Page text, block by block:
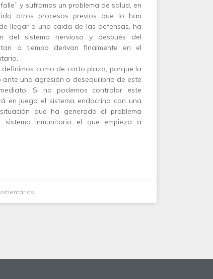
y suframos un problema de salud, en
otros procesos previos que lo han
llegar a una caida de las defensas, ha
del sistema nervioso y después del
a tiempo derivan finalmente en el
como de corto plazo, porque la
una agresión o desequilibrio de este
Si no podemos controlar este
en juego el sistema endocrino con una
que ha generado el problema
inmunitario el que empieza a